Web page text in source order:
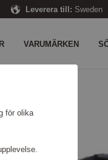
Leverera till: Sweden
VARUMÄRKEN
för olika